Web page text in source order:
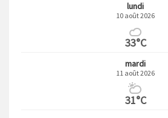
lundi
10 août 2026
33°C
mardi
11 août 2026
31°C